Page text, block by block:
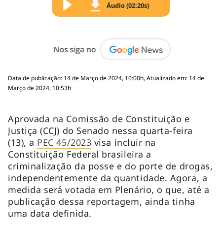
Áudio (02:20s)
Data de publicação: 14 de Março de 2024, 10:00h, Atualizado em: 14 de
Março de 2024, 10:53h
Aprovada na Comissão de Constituição e
Justiça (CCJ) do Senado nessa quarta-feira
(13), a PEC 45/2023 visa incluir na
Constituição Federal brasileira a
criminalização da posse e do porte de drogas,
independentemente da quantidade. Agora, a
medida será votada em Plenário, o que, até a
publicação dessa reportagem, ainda tinha
uma data definida.